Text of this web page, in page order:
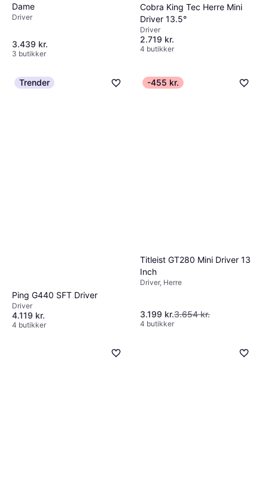
Dame
Driver
3.439 kr.
3 butikker
Cobra King Tec Herre Mini
Driver 13.5°
Driver
2.719 kr.
4 butikker
Trender
Ping G440 SFT Driver
Driver
4.119 kr.
4 butikker
-455 kr.
Titleist GT280 Mini Driver 13
Inch
Driver, Herre
3.199 kr.3.654 kr.
4 butikker